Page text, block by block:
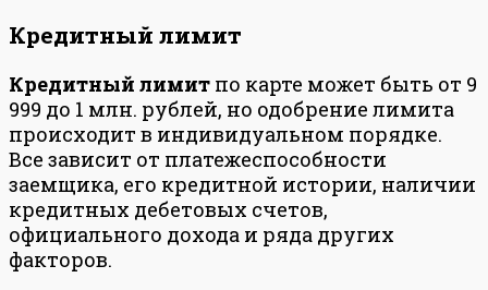
Кредитный лимит
Кредитный лимит по карте может быть от 9
999 до 1 млн. рублей, но одобрение лимита
происходит в индивидуальном порядке.
Все зависит от платежеспособности
заемщика, его кредитной истории, наличии
кредитных дебетовых счетов,
официального дохода и ряда других
факторов.